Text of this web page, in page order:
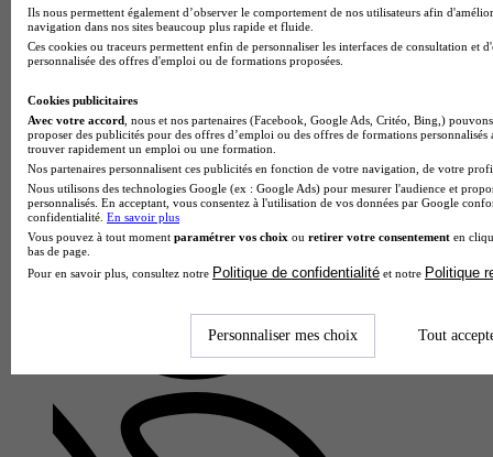
BTS - Fluides, énergies, domotique option A génie climatique
et fluidique
4.0
1 avis
Caen 14000
Proposé par le Lycée Laplace - Dumont d'Urville, le BTS
Fluides, Énergies, Domotique option A Génie Climatique et
Fluidique forme en deux ans des professionnels maîtrisant les
Ils nous permettent également d’observer le comportement de nos utilisateurs afin
navigation dans nos sites beaucoup plus rapide et fluide.
Ces cookies ou traceurs permettent enfin de personnaliser les interfaces de consultation et
personnalisée des offres d'emploi ou de formations proposées.
Cookies publicitaires
Avec votre accord , nous et nos partenaires (Facebook, Google Ads, Critéo, Bing,)
proposer des publicités pour des offres d’emploi ou des offres de formations
trouver rapidement un emploi ou une formation.
Nos partenaires personnalisent ces publicités en fonction de votre navigation, de votre
Nous utilisons des technologies Google (ex : Google Ads) pour mesurer l'audience et
personnalisés. En acceptant, vous consentez à l'utilisation de vos données par Google
confidentialité. En savoir plus
Vous pouvez à tout moment paramétrer vos choix ou retirer votre consentement en
bas de page.
Pour en savoir plus, consultez notre Politique de confidentialité et notre Politique
Personnaliser mes choix Tout